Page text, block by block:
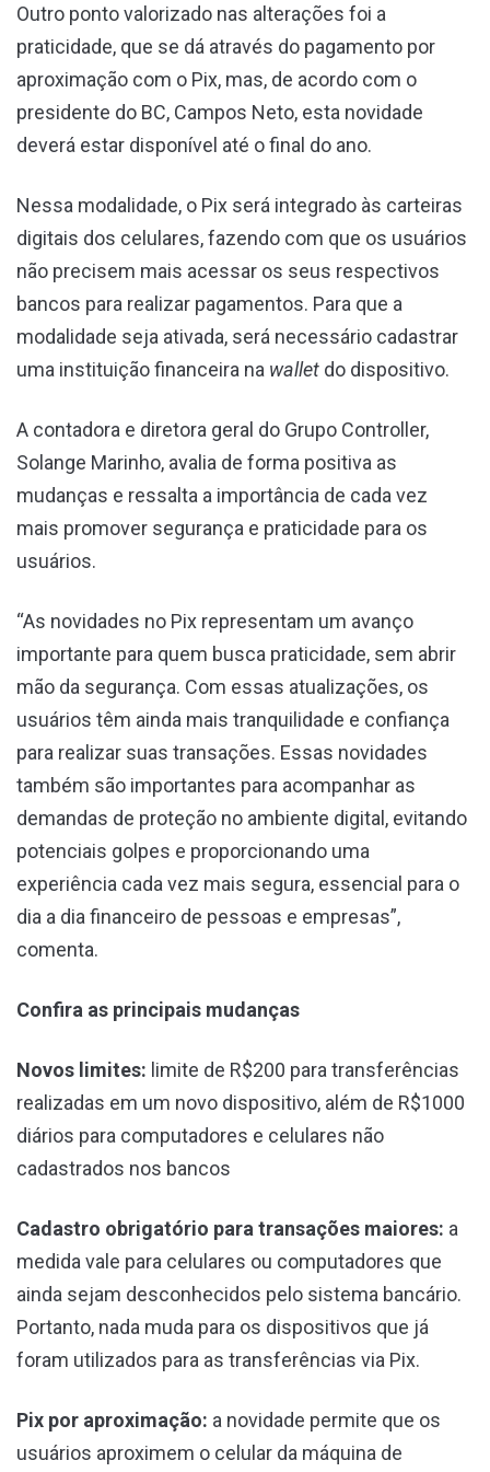
Outro ponto valorizado nas alterações foi a
praticidade, que se dá através do pagamento por
aproximação com o Pix, mas, de acordo com o
presidente do BC, Campos Neto, esta novidade
deverá estar disponível até o final do ano.
Nessa modalidade, o Pix será integrado às carteiras
digitais dos celulares, fazendo com que os usuários
não precisem mais acessar os seus respectivos
bancos para realizar pagamentos. Para que a
modalidade seja ativada, será necessário cadastrar
uma instituição financeira na wallet do dispositivo.
A contadora e diretora geral do Grupo Controller,
Solange Marinho, avalia de forma positiva as
mudanças e ressalta a importância de cada vez
mais promover segurança e praticidade para os
usuários.
“As novidades no Pix representam um avanço
importante para quem busca praticidade, sem abrir
mão da segurança. Com essas atualizações, os
usuários têm ainda mais tranquilidade e confiança
para realizar suas transações. Essas novidades
também são importantes para acompanhar as
demandas de proteção no ambiente digital, evitando
potenciais golpes e proporcionando uma
experiência cada vez mais segura, essencial para o
dia a dia financeiro de pessoas e empresas”,
comenta.
Confira as principais mudanças
Novos limites: limite de R$200 para transferências
realizadas em um novo dispositivo, além de R$1000
diários para computadores e celulares não
cadastrados nos bancos
Cadastro obrigatório para transações maiores: a
medida vale para celulares ou computadores que
ainda sejam desconhecidos pelo sistema bancário.
Portanto, nada muda para os dispositivos que já
foram utilizados para as transferências via Pix.
Pix por aproximação: a novidade permite que os
usuários aproximem o celular da máquina de